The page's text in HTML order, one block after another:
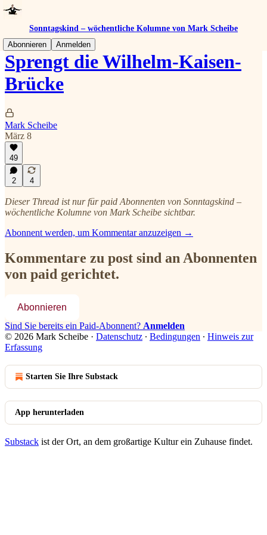
Sonntagskind – wöchentliche Kolumne von Mark Scheibe
Abonnieren
Anmelden
Sprengt die Wilhelm-Kaisen-
Brücke
Mark Scheibe
März 8
49
2 4
Dieser Thread ist nur für paid Abonnenten von Sonntagskind –
wöchentliche Kolumne von Mark Scheibe sichtbar.
Abonnent werden, um Kommentar anzuzeigen →
Kommentare zu post sind an Abonnenten
von paid gerichtet.
Abonnieren
Sind Sie bereits ein Paid-Abonnent? Anmelden
© 2026 Mark Scheibe · Datenschutz ∙ Bedingungen ∙ Hinweis zur
Erfassung
Starten Sie Ihre Substack
App herunterladen
Substack ist der Ort, an dem großartige Kultur ein Zuhause findet.